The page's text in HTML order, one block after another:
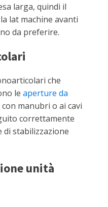
larga, quindi il
lat machine avanti
da preferire.
che
le aperture da
con manubri o ai cavi
correttamente
stabilizzazione
unità